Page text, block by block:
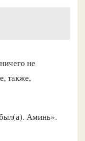
не
также,
Аминь».